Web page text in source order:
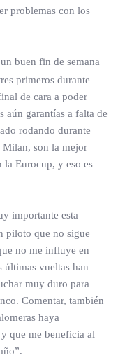
problemas con los
buen fin de semana
primeros durante
de cara a poder
aún garantías a falta de
rodando durante
son la mejor
la Eurocup, y eso es
importante esta
piloto que no sigue
no me influye en
últimas vueltas han
muy duro para
Comentar, también
haya
que me beneficia al